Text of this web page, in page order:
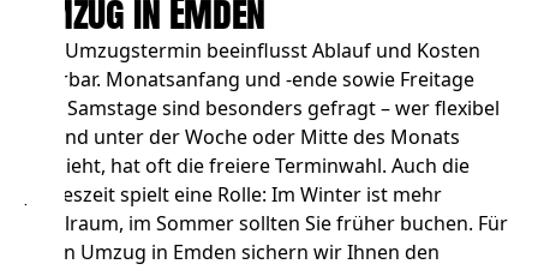
Umzug in Emden
Der Umzugstermin beeinflusst Ablauf und Kosten
spürbar. Monatsanfang und -ende sowie Freitage
und Samstage sind besonders gefragt – wer flexibel
ist und unter der Woche oder Mitte des Monats
umzieht, hat oft die freiere Terminwahl. Auch die
Jahreszeit spielt eine Rolle: Im Winter ist mehr
Spielraum, im Sommer sollten Sie früher buchen. Für
Ihren Umzug in Emden sichern wir Ihnen den